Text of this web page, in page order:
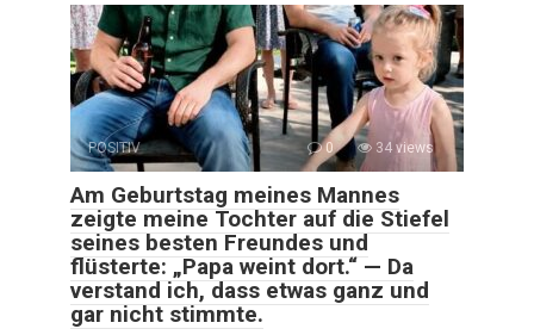
POSITIV 0 34 views
Am Geburtstag meines Mannes
zeigte meine Tochter auf die Stiefel
seines besten Freundes und
flüsterte: „Papa weint dort.“ — Da
verstand ich, dass etwas ganz und
gar nicht stimmte.